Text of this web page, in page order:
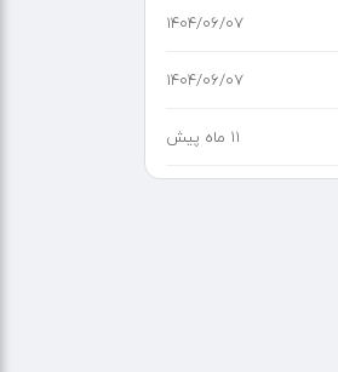
۱۴۰۴/۰۶/۰۷
۱۴۰۴/۰۶/۰۷
11 ماه پیش